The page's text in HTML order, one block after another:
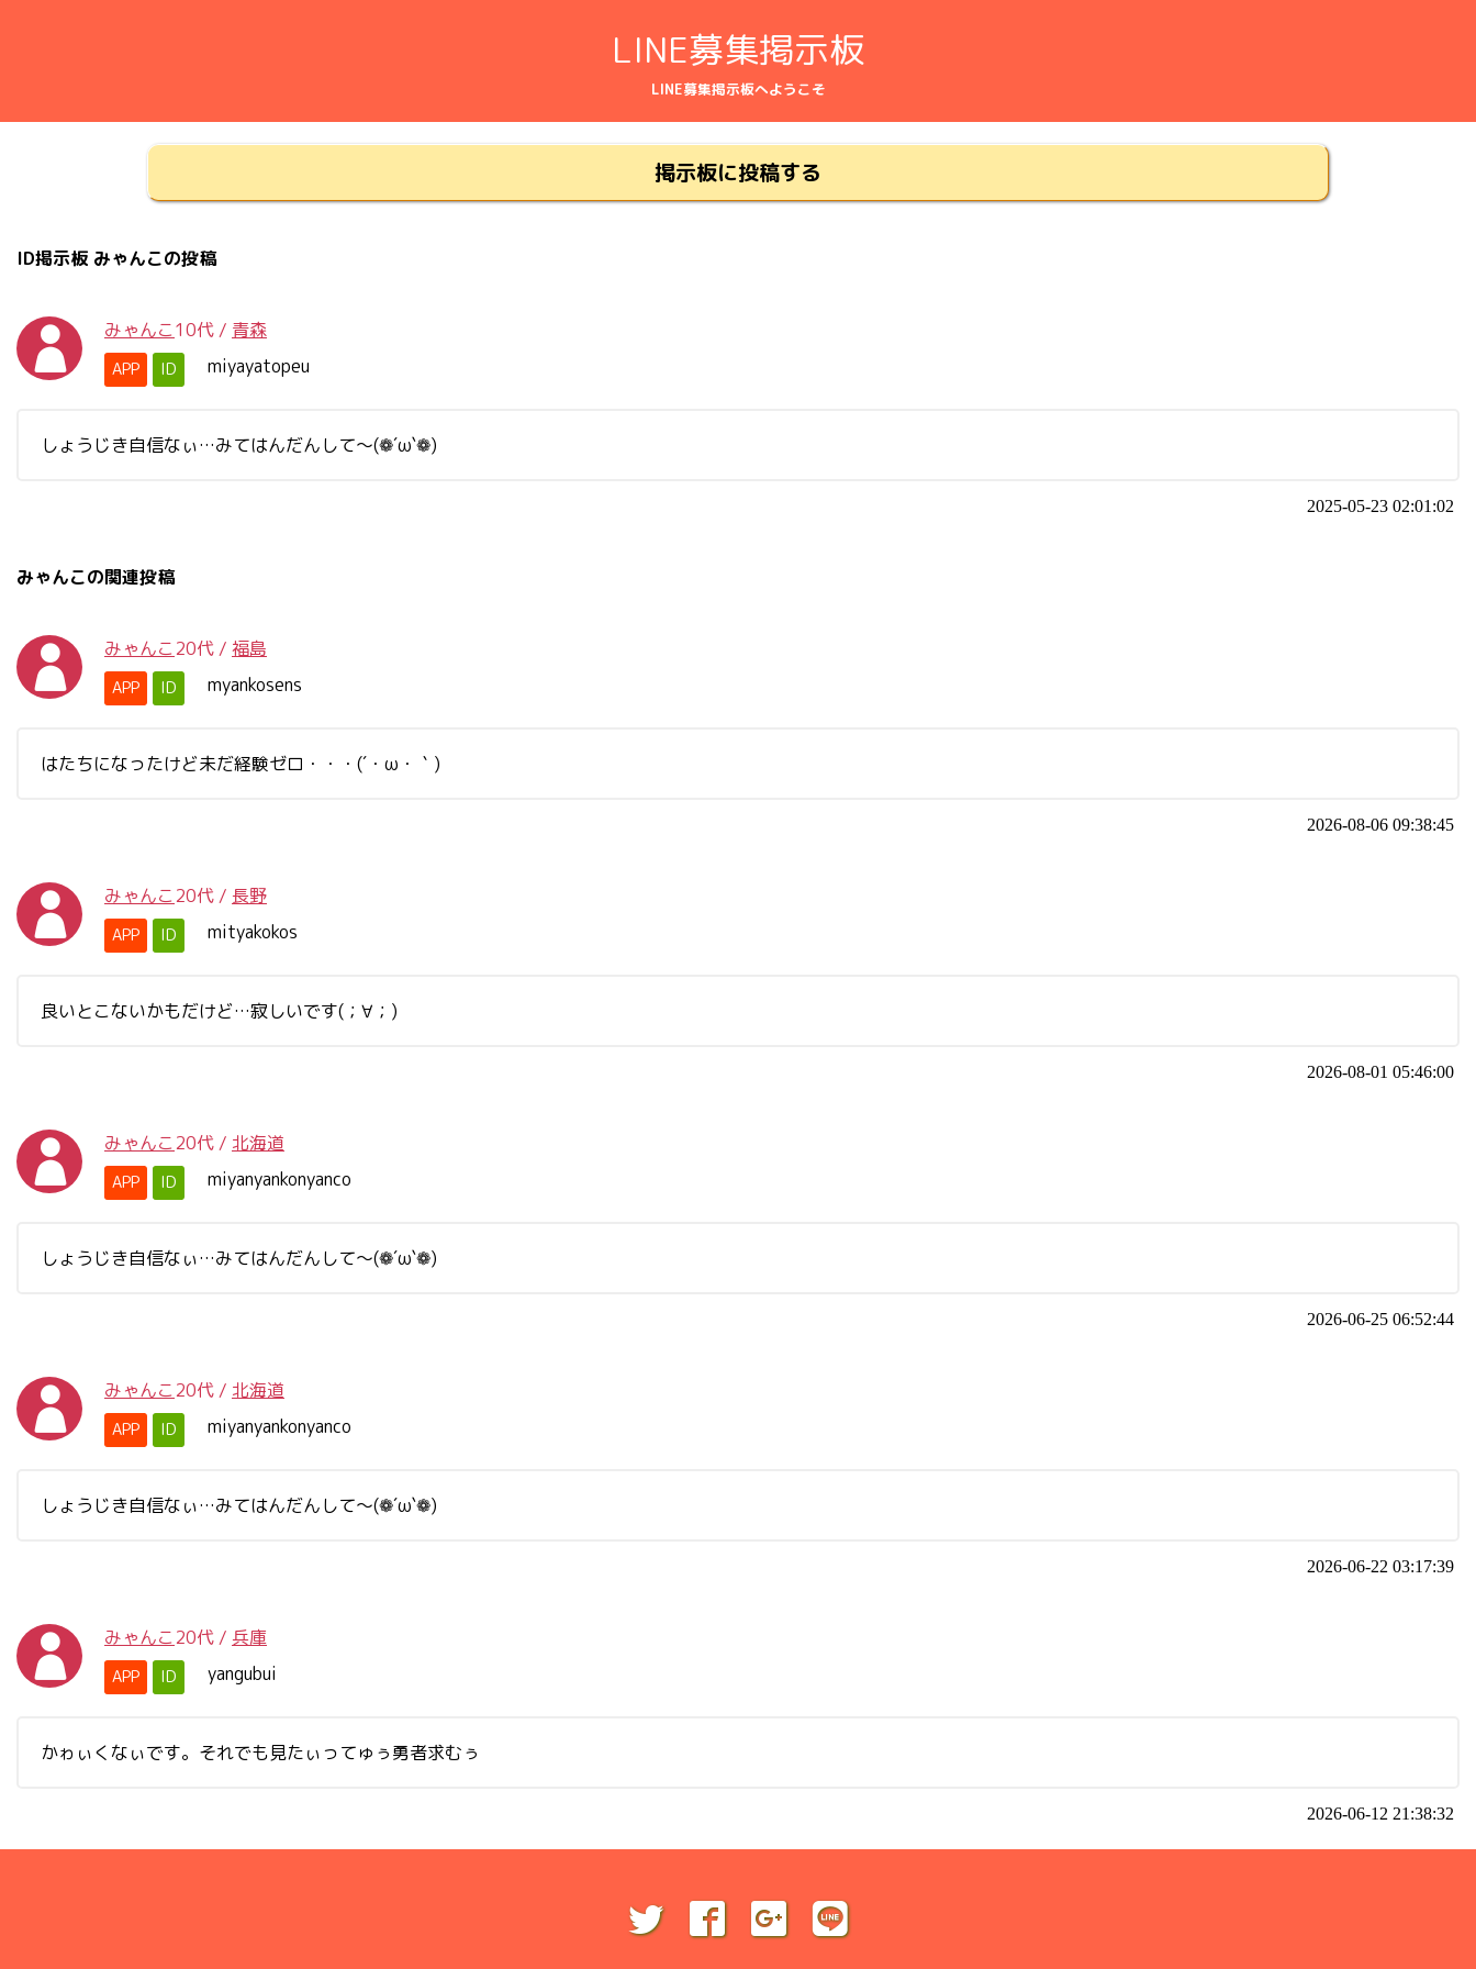
LINE募集掲示板
LINE募集掲示板へようこそ
掲示板に投稿する
ID掲示板 みゃんこの投稿
みゃんこ10代 / 青森
APP ID miyayatopeu
しょうじき自信なぃ…みてはんだんして～(❁´ω`❁)
2025-05-23 02:01:02
みゃんこの関連投稿
みゃんこ20代 / 福島
APP ID myankosens
はたちになったけど未だ経験ゼロ・・・(´・ω・｀)
2026-08-06 09:38:45
みゃんこ20代 / 長野
APP ID mityakokos
良いとこないかもだけど…寂しいです(；∀；)
2026-08-01 05:46:00
みゃんこ20代 / 北海道
APP ID miyanyankonyanco
しょうじき自信なぃ…みてはんだんして～(❁´ω`❁)
2026-06-25 06:52:44
みゃんこ20代 / 北海道
APP ID miyanyankonyanco
しょうじき自信なぃ…みてはんだんして～(❁´ω`❁)
2026-06-22 03:17:39
みゃんこ20代 / 兵庫
APP ID yangubui
かゎぃくなぃです。それでも見たぃってゅぅ勇者求むぅ
2026-06-12 21:38:32